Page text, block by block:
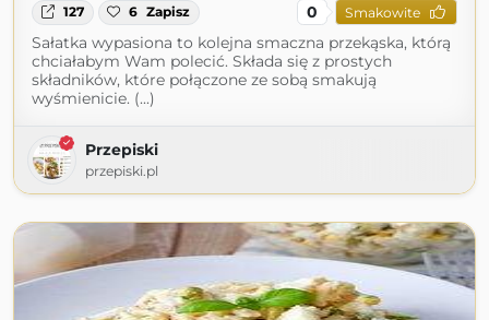
127 6 Zapisz 0 Smakowite
Sałatka wypasiona to kolejna smaczna przekąska, którą
chciałabym Wam polecić. Składa się z prostych
składników, które połączone ze sobą smakują
wyśmienicie. (...)
Przepiski
przepiski.pl